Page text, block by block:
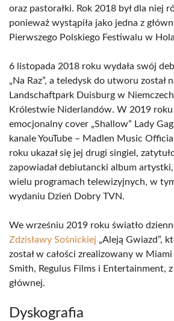
oraz pastorałki. Rok 2018 był dla niej
ponieważ wystąpiła jako jedna z
Pierwszego Polskiego Festiwalu w
6 listopada 2018 roku wydała swój
„Na Raz”, a teledysk do utworu został
Landschaftpark Duisburg w
Królestwie Niderlandów. W 2019 roku
emocjonalny cover „Shallow” Lady
kanale YouTube – Madlen Music
roku ukazał się jej drugi singiel,
zapowiadał debiutancki album
wielu programach telewizyjnych, w
wydaniu Dzień Dobry TVN.
We wrześniu 2019 roku światło
Zdzisławy Sośnickiej „Aleją Gwiazd”,
został w całości zrealizowany w
Smith, Regulus Films i Entertainment,
głównej.
Dyskografia